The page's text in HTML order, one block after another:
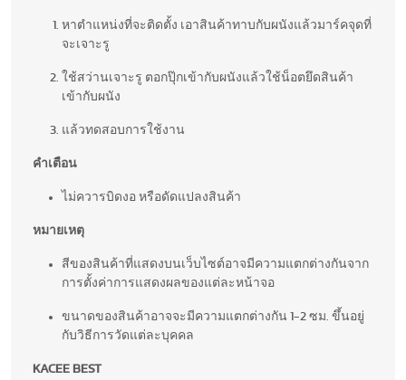
หาตำแหน่งที่จะติดตั้ง เอาสินค้าทาบกับผนังแล้วมาร์คจุดที่
จะเจาะรู
ใช้สว่านเจาะรู ตอกปุ๊กเข้ากับผนังแล้วใช้น็อตยึดสินค้า
เข้ากับผนัง
แล้วทดสอบการใช้งาน
คำเตือน
ไม่ควารบิดงอ หรือดัดแปลงสินค้า
หมายเหตุ
สีของสินค้าที่แสดงบนเว็บไซต์อาจมีความแตกต่างกันจาก
การตั้งค่าการแสดงผลของแต่ละหน้าจอ
ขนาดของสินค้าอาจจะมีความแตกต่างกัน 1-2 ซม. ขึ้นอยู่
กับวิธีการวัดแต่ละบุคคล
KACEE BEST